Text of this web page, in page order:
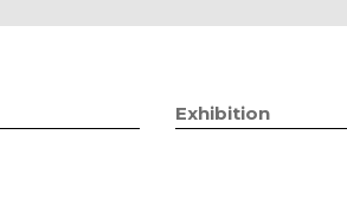
Exhibition